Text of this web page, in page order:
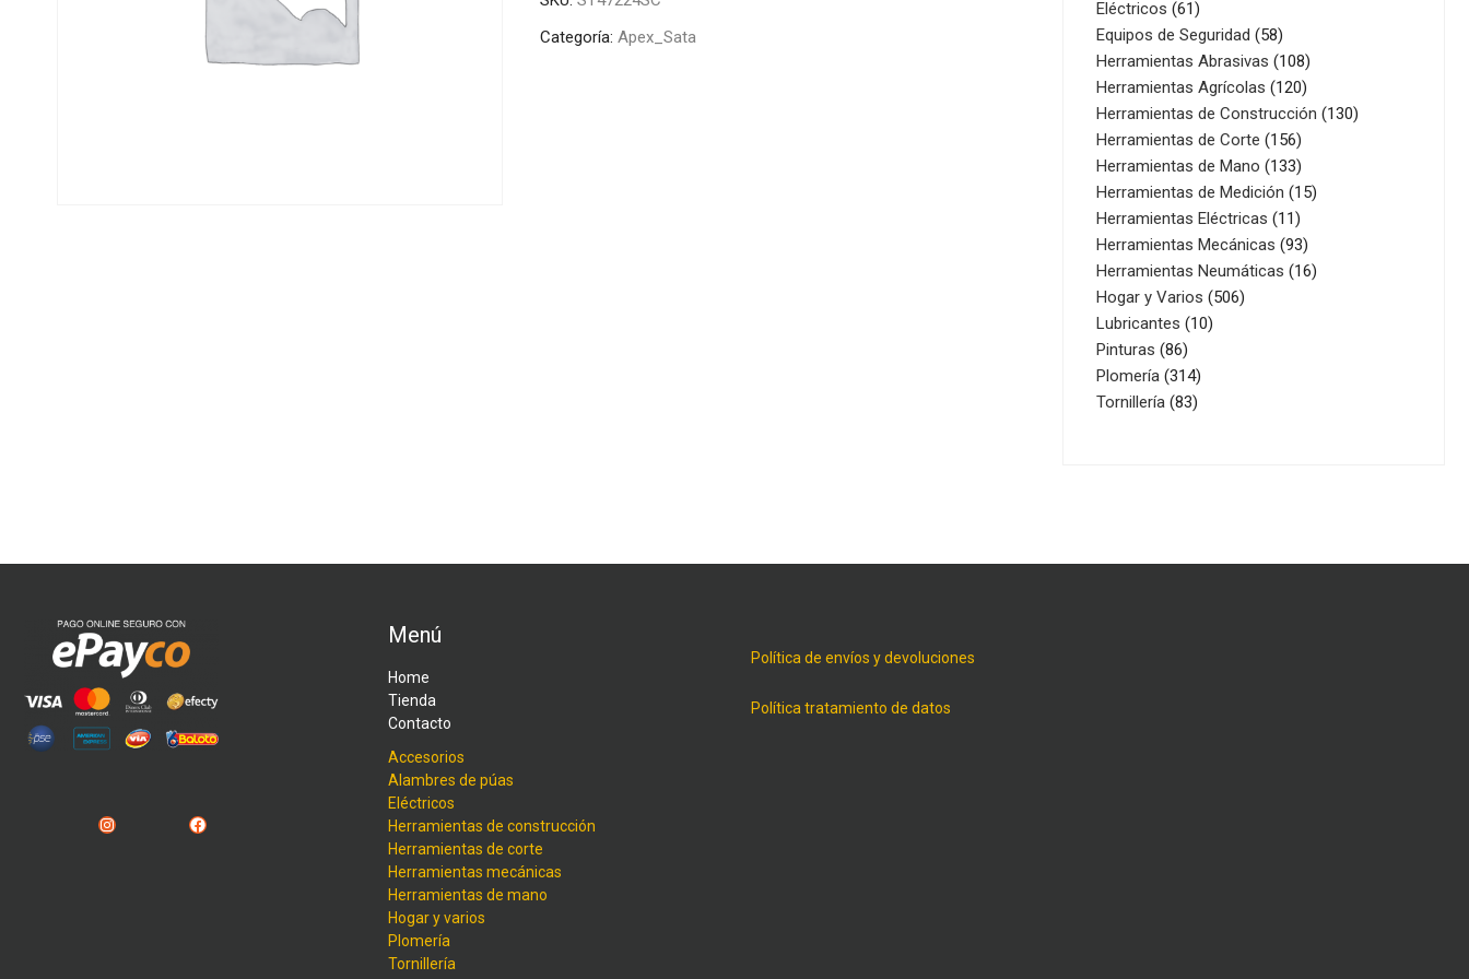
Categoría: Apex_Sata
Eléctricos 6161
productos
Equipos de Seguridad 5858
productos
Herramientas Abrasivas 108108
productos
Herramientas Agrícolas 120120
productos
Herramientas de Construcción 130130
Herramientas de Corte 156156
productos
Herramientas de Mano 133133
productos
Herramientas de Medición 1515
Herramientas Eléctricas 1111
productos
Herramientas Mecánicas 9393
productos
Herramientas Neumáticas 1616
Hogar y Varios 506506
Lubricantes 1010
Pinturas 8686
productos
Plomería 314314
productos
Tornillería 8383
Instagram Facebook
Menú
Home
Tienda
Contacto
Accesorios
Alambres de púas
Eléctricos
Herramientas de construcción
Herramientas de corte
Herramientas mecánicas
Herramientas de mano
Hogar y varios
Plomería
Tornillería
Política de envíos y devoluciones
Política tratamiento de datos